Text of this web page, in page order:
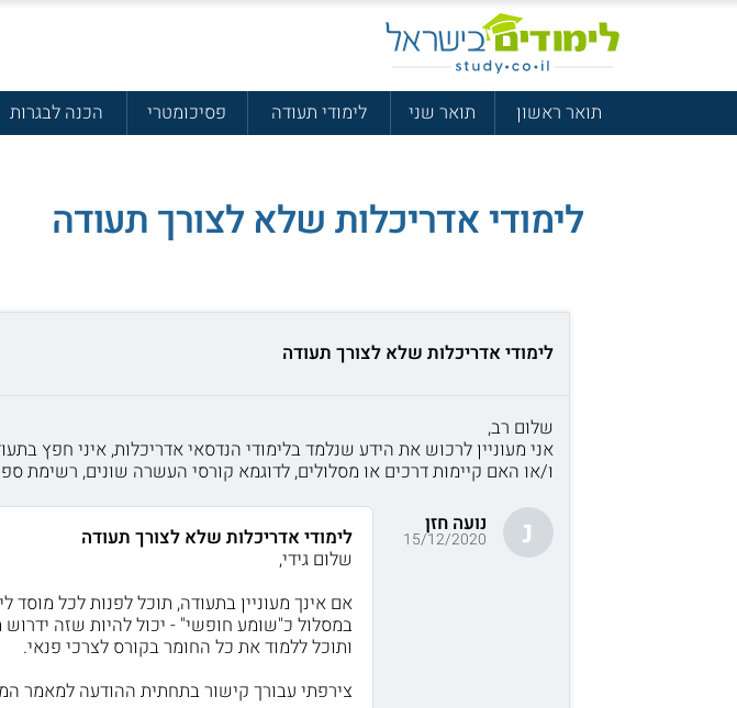
תואר ראשון תואר שני לימודי תעודה פסיכומטרי הכנה לבגרות
לימודי אדריכלות שלא לצורך תעודה
לימודי אדריכלות שלא לצורך תעודה
שלום רב,
אני מעוניין לרכוש את הידע שנלמד בלימודי הנדסאי אדריכלות, איני חפץ
ו/או האם קיימות דרכים או מסלולים, לדוגמא קורסי העשרה שונים, רשימת
נ נועה חזן
15/12/2020
לימודי אדריכלות שלא לצורך תעודה
שלום גידי,
אם אינך מעוניין בתעודה, תוכל לפנות לכל
במסלול כ"שומע חופשי" - יכול להיות שזה
ותוכל ללמוד את כל החומר בקורס לצרכי פנאי.
צירפתי עבורך קישור בתחתית ההודעה למאמר